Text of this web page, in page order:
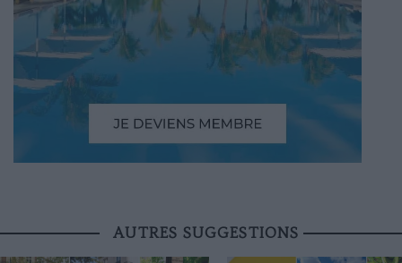
AUTRES SUGGESTIONS